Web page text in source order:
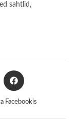
sahtlid,
Opens
in
Facebookis